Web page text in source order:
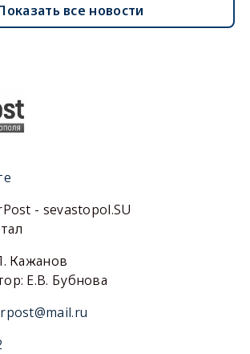
все новости
- sevastopol.SU
Кажанов
Е.В. Бубнова